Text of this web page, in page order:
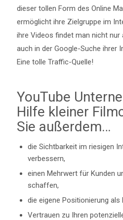
dieser tollen Form des Online
ermöglicht ihre Zielgruppe im
ihre Videos findet man nicht nur
auch in der Google-Suche ihrer
Eine tolle Traffic-Quelle!
YouTube
Hilfe kleiner
Sie außerdem…
die Sichtbarkeit im riesigen
verbessern,
einen Mehrwert für Kunden
schaffen,
die eigene Positionierung als
Vertrauen zu Ihren